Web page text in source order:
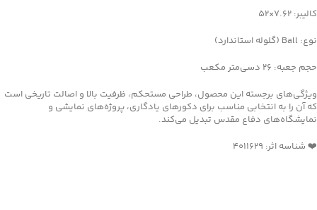
کالیبر: ۷.۶۲×۵۲
نوع: Ball (گلوله استاندارد)
حجم جعبه: ۲۶ دسی‌متر مکعب
ویژگی‌های برجسته این محصول، طراحی مستحکم، ظرفیت بالا و اصالت تاریخی است
که آن را به انتخابی مناسب برای دکورهای یادگاری، پروژه‌های نمایشی و
نمایشگاه‌های دفاع مقدس تبدیل می‌کند.
❤️ شناسه اثر: 4011629